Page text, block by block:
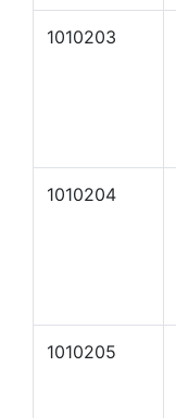
1010203
1010204
1010205